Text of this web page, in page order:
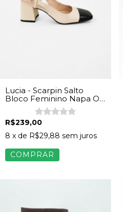
Lucia - Scarpin Salto
Bloco Feminino Napa Off
R$239,00
8 x de R$29,88 sem juros
COMPRAR